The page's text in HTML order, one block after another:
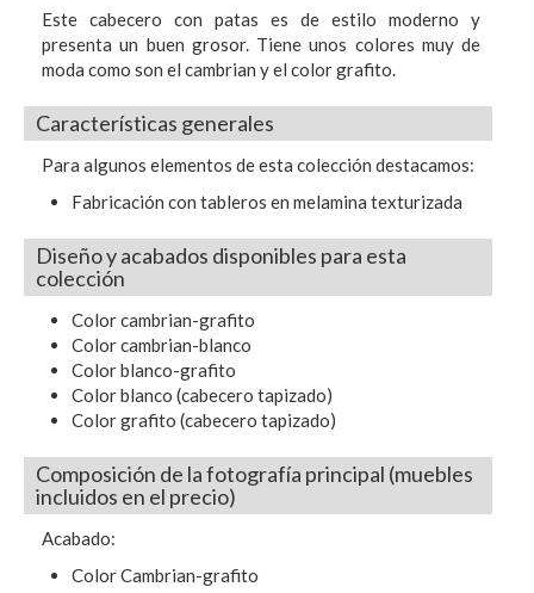
Este cabecero con patas es de estilo moderno y
presenta un buen grosor. Tiene unos colores muy de
moda como son el cambrian y el color grafito.
Características generales
Para algunos elementos de esta colección destacamos:
Fabricación con tableros en melamina texturizada
Diseño y acabados disponibles para esta
colección
Color cambrian-grafito
Color cambrian-blanco
Color blanco-grafito
Color blanco (cabecero tapizado)
Color grafito (cabecero tapizado)
Composición de la fotografía principal (muebles
incluidos en el precio)
Acabado:
Color Cambrian-grafito